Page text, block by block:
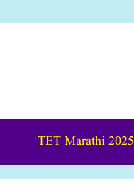
TET Marathi 2025